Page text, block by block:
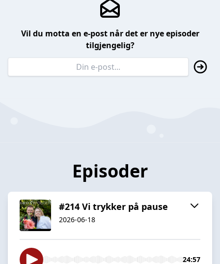
Vil du motta en e-post når det er nye episoder
tilgjengelig?
Episoder
#214 Vi trykker på pause
2026-06-18
24:57